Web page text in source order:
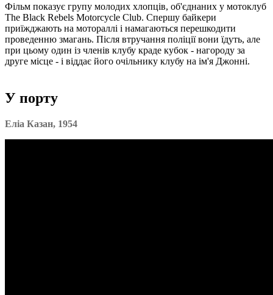
Фільм показує групу молодих хлопців, об'єднаних у мотоклуб
The Black Rebels Motorcycle Club. Спершу байкери
приїжджають на мотораллі і намагаються перешкодити
проведенню змагань. Після втручання поліції вони їдуть, але
при цьому один із членів клубу краде кубок - нагороду за
друге місце - і віддає його очільнику клубу на ім'я Джонні.
У порту
Еліа Казан, 1954